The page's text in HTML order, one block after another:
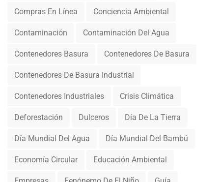
Compras En Línea Conciencia Ambiental
Contaminación Contaminación Del Agua
Contenedores Basura Contenedores De Basura
Contenedores De Basura Industrial
Contenedores Industriales Crisis Climática
Deforestación Dulceros Día De La Tierra
Día Mundial Del Agua Día Mundial Del Bambú
Economía Circular Educación Ambiental